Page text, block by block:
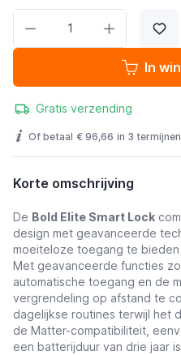
In
Gratis verzending
Of betaal € 96,66 in 3 termijnen
Korte omschrijving
De Bold Elite Smart Lock
design met geavanceerde
moeiteloze toegang te
Met geavanceerde functies
automatische toegang en de
vergrendeling op afstand te
dagelijkse routines terwijl het
de Matter-compatibiliteit,
een batterijduur van drie jaar